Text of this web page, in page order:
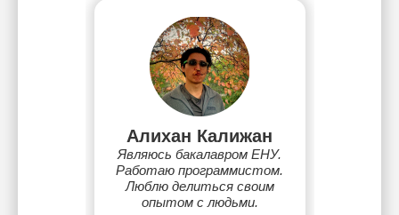
Алихан Калижан
Являюсь бакалавром ЕНУ.
Работаю программистом.
Люблю делиться своим
опытом с людьми.